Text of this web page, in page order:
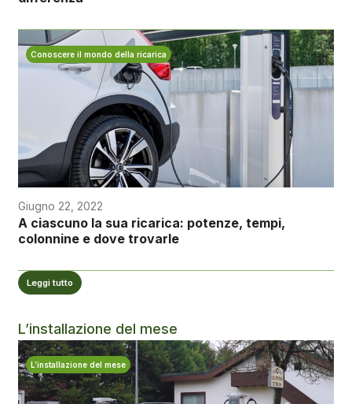
Conoscere il mondo della ricarica
Giugno 22, 2022
A ciascuno la sua ricarica: potenze, tempi,
colonnine e dove trovarle
Leggi tutto
L’installazione del mese
L’installazione del mese